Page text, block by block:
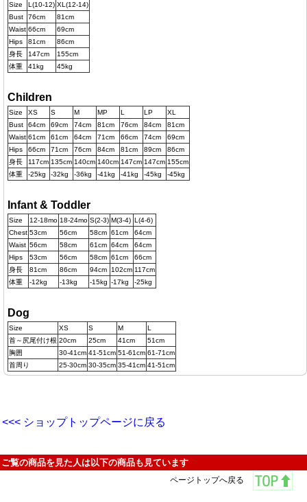
Size L(10-12) XL(12-14)
Bust
76cm
81cm
Waist 66cm
69cm
Hips
81cm
86cm
身長
147cm
155cm
体重
41kg 45kg
Children
Size XS S M MP L LP
XL
Bust
64cm 69cm 74cm 81cm 76cm 84cm
81cm
Waist 61cm 61cm 64cm 71cm 66cm 74cm
69cm
Hips
66cm 71cm 76cm 84cm 81cm 89cm
86cm
身長
117cm 135cm 140cm 140cm 147cm 147cm 155cm
体重
-25kg -32kg -36kg -41kg -41kg -45kg -45kg
Infant & Toddler
Size 12-18mo 18-24mo S(2-3) M(3-4) L(4-6)
Chest 53cm 56cm 58cm 61cm
64cm
Waist 56cm 58cm 61cm 64cm
64cm
Hips
53cm 56cm 58cm 61cm
66cm
身長
81cm 86cm 94cm 102cm 117cm
体重
-12kg -13kg -15kg -17kg -25kg
Dog
Size XS S M
L
首～尻尾付け根 20cm 25cm 41cm
51cm
胸囲
30-41cm 41-51cm 51-61cm 61-71cm
首周り
25-30cm 30-35cm 35-41cm 41-51cm
<<< ショップトップページに戻る
ご覧の商品を見た人は以下の商品も見ています
ページトップへ戻る